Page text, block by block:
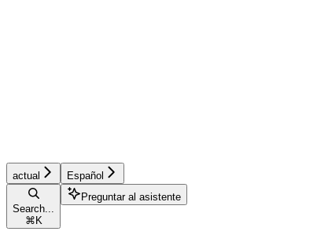
actual Español
Search...
⌘ K
Preguntar al asistente